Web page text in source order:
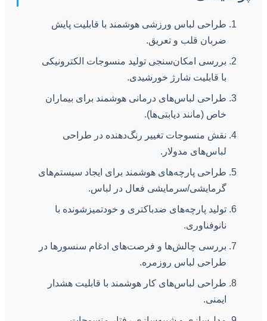
طراحی لباس ورزشی هوشمند با قابلیت پایش
ضربان قلب و تعریق.
بررسی امکان‌سنجی تولید منسوجات الکترونیکی
با قابلیت شارژ خورشیدی.
طراحی لباس‌های درمانی هوشمند برای بیماران
خاص (مانند دیابتی‌ها).
نقش منسوجات تغییر رنگ‌دهنده در طراحی
لباس‌های مدولار.
طراحی پارچه‌های هوشمند برای ایجاد سیستم‌های
گرمایشی/سرمایشی فعال در لباس.
تولید پارچه‌های ضدباکتری و خودتمیزشونده با
نانوفناوری.
بررسی چالش‌ها و فرصت‌های ادغام سنسورها در
طراحی لباس روزمره.
طراحی لباس‌های کار هوشمند با قابلیت هشدار
ایمنی.